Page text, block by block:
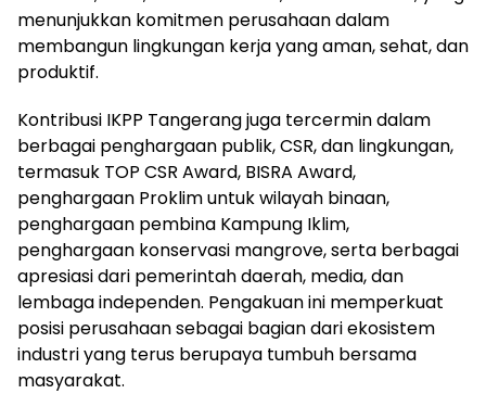
menunjukkan komitmen perusahaan dalam
membangun lingkungan kerja yang aman, sehat, dan
produktif.
Kontribusi IKPP Tangerang juga tercermin dalam
berbagai penghargaan publik, CSR, dan lingkungan,
termasuk TOP CSR Award, BISRA Award,
penghargaan Proklim untuk wilayah binaan,
penghargaan pembina Kampung Iklim,
penghargaan konservasi mangrove, serta berbagai
apresiasi dari pemerintah daerah, media, dan
lembaga independen. Pengakuan ini memperkuat
posisi perusahaan sebagai bagian dari ekosistem
industri yang terus berupaya tumbuh bersama
masyarakat.